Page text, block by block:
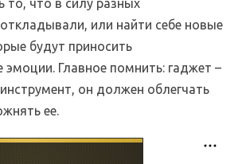
то, что в силу разных
или найти себе новые
будут приносить
Главное помнить: гаджет –
он должен облегчать
ее.